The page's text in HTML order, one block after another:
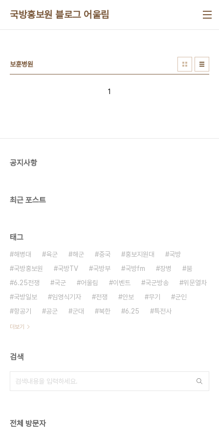
국방홍보원 블로그 어울림
보훈병원
1
공지사항
최근 포스트
태그
해병대 육군 해군 중국 홍보지원대
국방
국방홍보원
국방TV 국방부 국방fm 장병
붐
6.25전쟁
국군 어울림 이벤트 국군방송
위문열차
국방일보
임영식기자 전쟁 안보 무기
군인
항공기
공군 군대 북한 6.25 특전사
더보기
검색
전체 방문자